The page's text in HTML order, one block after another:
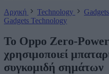
Αρχική
Technology
Gadgets
Gadgets Technology
Το Oppo Zero-
χρησιμοποιεί
συγκομιδή σημάτων